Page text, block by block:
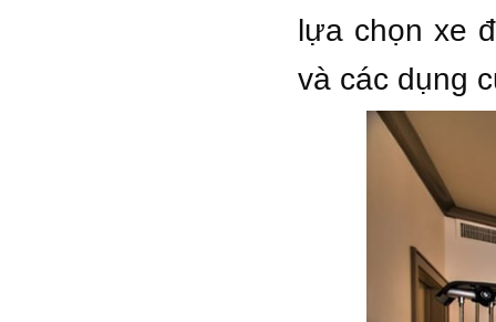
lựa chọn xe
và các dụng